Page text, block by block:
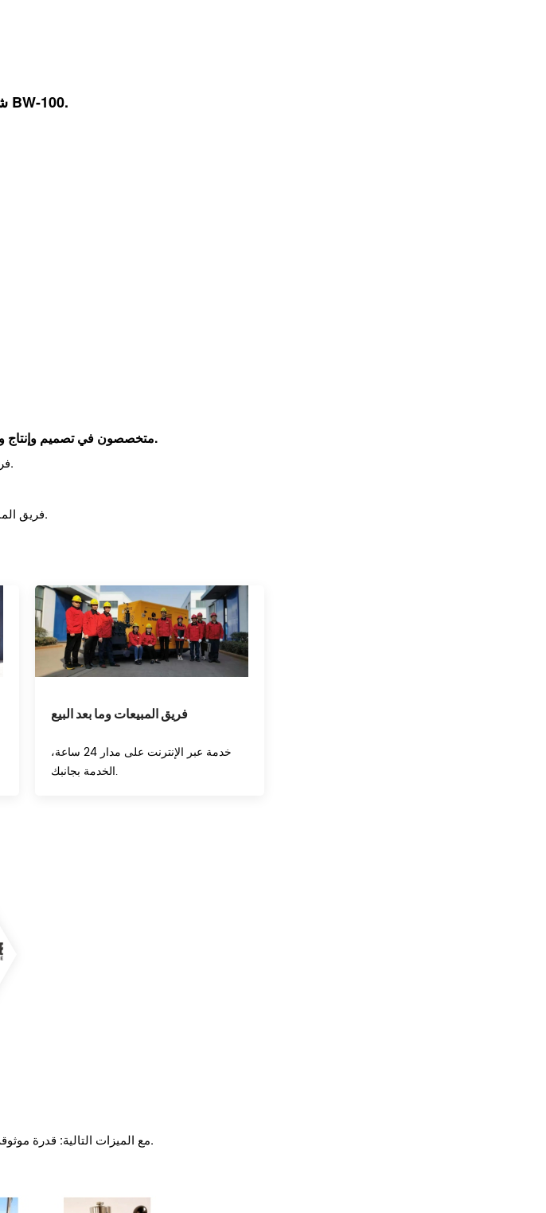
شاهد هذا الفيديو للحصول على مزيد من المعلومات بخصوص مضخة الطين المكبسية BW-100.
1 - متخصصون في تصميم وإنتاج وبيع مضخات الطين منذ أكثر من 10 سنوات بمساحة 30 ألف متر مربع وأكثر من 150 موظفًا.
*تخصيص مضخة الطين حسب متطلباتك، مثل الشكل واللون وما إلى ذلك.
* فريق1 سنة الضمان؛ خدمة عبر الإنترنت على مدار 24 ساعة؛ الدعم الفني للفيديو.
فريق المبيعات وما بعد البيع
خدمة عبر الإنترنت على مدار 24 ساعة،
الخدمة بجانبك.
مع الميزات التالية: قدرة موثوقة، عمر خدمة طويل للأجزاء القابلة للارتداء، حجم صغير، قابلية تحلل جيدة وحركة مريحة وما إلى ذلك.